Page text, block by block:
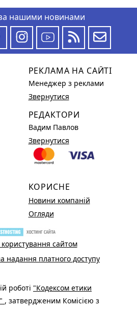
за нашими новинами
РЕКЛАМА НА САЙТІ
Менеджер з реклами
Звернутися
РЕДАКТОРИ
Вадим Павлов
Звернутися
КОРИСНЕ
Новини компаній
Огляди
сайтом
надання платного доступу
роботі "Кодексом етики
, затвердженим Комісією з